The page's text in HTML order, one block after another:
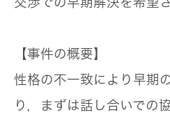
【事件の概要】
性格の不一致により早期
り，まずは話し合いでの